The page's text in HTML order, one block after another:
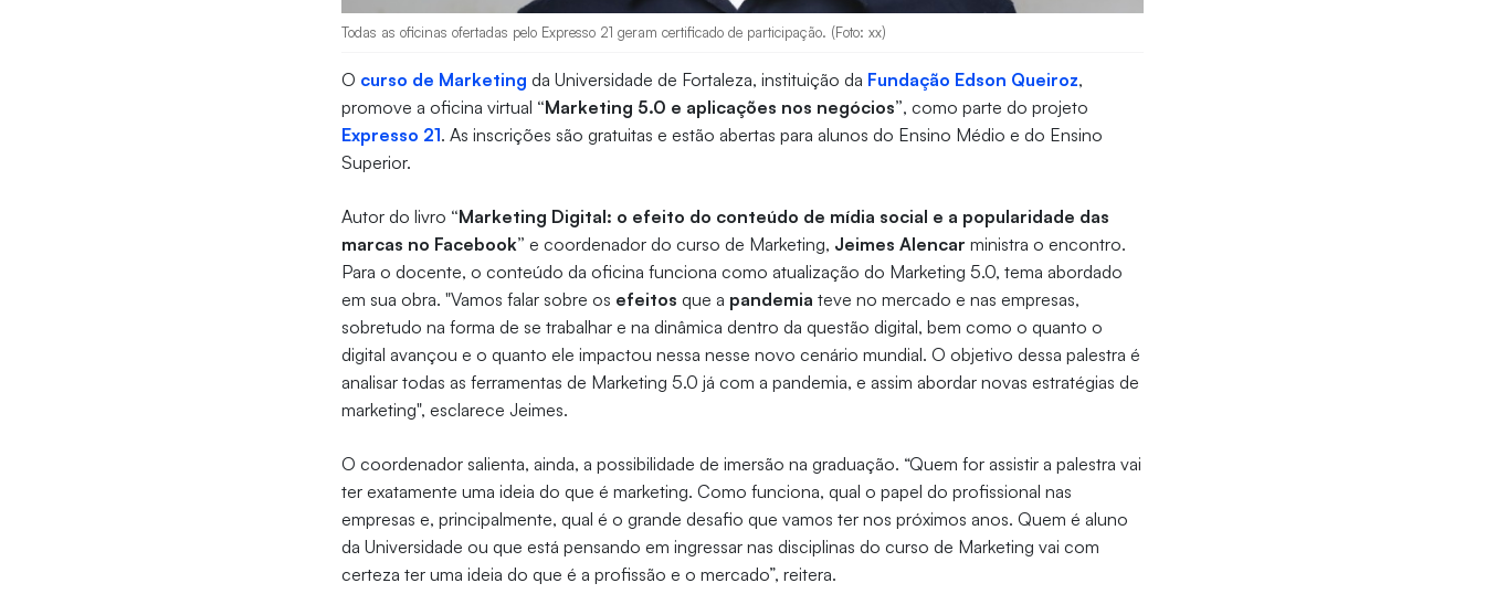
Todas as oficinas ofertadas pelo Expresso 21 geram certificado de participação. (Foto: xx)
O curso de Marketing da Universidade de Fortaleza, instituição da Fundação Edson Queiroz,
promove a oficina virtual “Marketing 5.0 e aplicações nos negócios”, como parte do projeto
Expresso 21. As inscrições são gratuitas e estão abertas para alunos do Ensino Médio e do Ensino
Superior.
Autor do livro “Marketing Digital: o efeito do conteúdo de mídia social e a popularidade das
marcas no Facebook” e coordenador do curso de Marketing, Jeimes Alencar ministra o encontro.
Para o docente, o conteúdo da oficina funciona como atualização do Marketing 5.0, tema abordado
em sua obra. "Vamos falar sobre os efeitos que a pandemia teve no mercado e nas empresas,
sobretudo na forma de se trabalhar e na dinâmica dentro da questão digital, bem como o quanto o
digital avançou e o quanto ele impactou nessa nesse novo cenário mundial. O objetivo dessa palestra é
analisar todas as ferramentas de Marketing 5.0 já com a pandemia, e assim abordar novas estratégias de
marketing", esclarece Jeimes.
O coordenador salienta, ainda, a possibilidade de imersão na graduação. “Quem for assistir a palestra vai
ter exatamente uma ideia do que é marketing. Como funciona, qual o papel do profissional nas
empresas e, principalmente, qual é o grande desafio que vamos ter nos próximos anos. Quem é aluno
da Universidade ou que está pensando em ingressar nas disciplinas do curso de Marketing vai com
certeza ter uma ideia do que é a profissão e o mercado”, reitera.